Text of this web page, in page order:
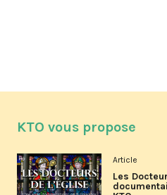
KTO vous propose
Article
Les